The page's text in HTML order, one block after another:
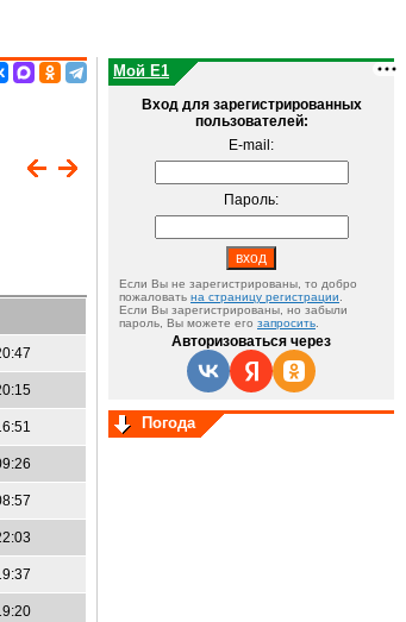
Мой E1
Вход для зарегистрированных
пользователей:
E-mail:
Пароль:
Если Вы не зарегистрированы, то добро
пожаловать на страницу регистрации
Если Вы зарегистрированы, но забыли
пароль, Вы можете его запросить
Авторизоваться через
Погода